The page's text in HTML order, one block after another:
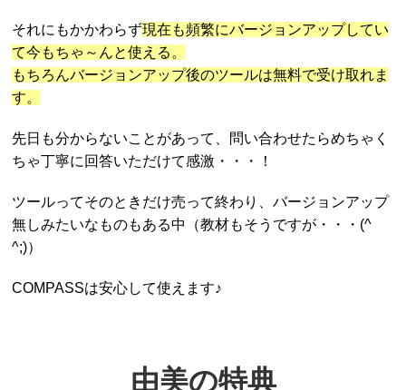
それにもかかわらず現在も頻繁にバージョンアップしてい
て今もちゃ～んと使える。
もちろんバージョンアップ後のツールは無料で受け取れま
す。
先日も分からないことがあって、問い合わせたらめちゃく
ちゃ丁寧に回答いただけて感激・・・！
ツールってそのときだけ売って終わり、バージョンアップ
無しみたいなものもある中（教材もそうですが・・・(^
^;)）
COMPASSは安心して使えます♪
由美の特典